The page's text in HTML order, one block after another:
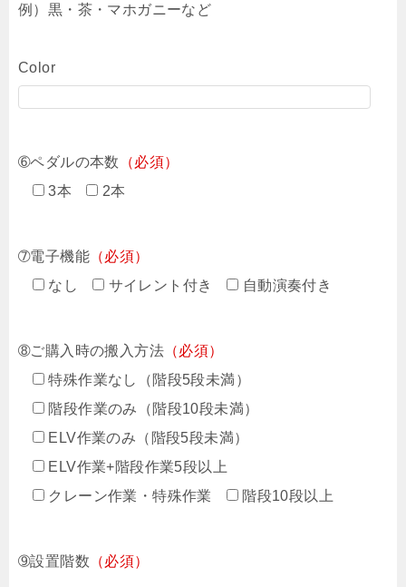
例）黒・茶・マホガニーなど
Color
➅ペダルの本数
（必須）
3本
2本
➆電子機能 （必須）
なし
サイレント付き 自動演奏付き
➇ご購入時の搬入方法 （必須）
特殊作業なし（階段5段未満）
階段作業のみ（階段10段未満）
ELV作業のみ（階段5段未満）
ELV作業+階段作業5段以上
クレーン作業・特殊作業
階段10段以上
➈設置階数 （必須）